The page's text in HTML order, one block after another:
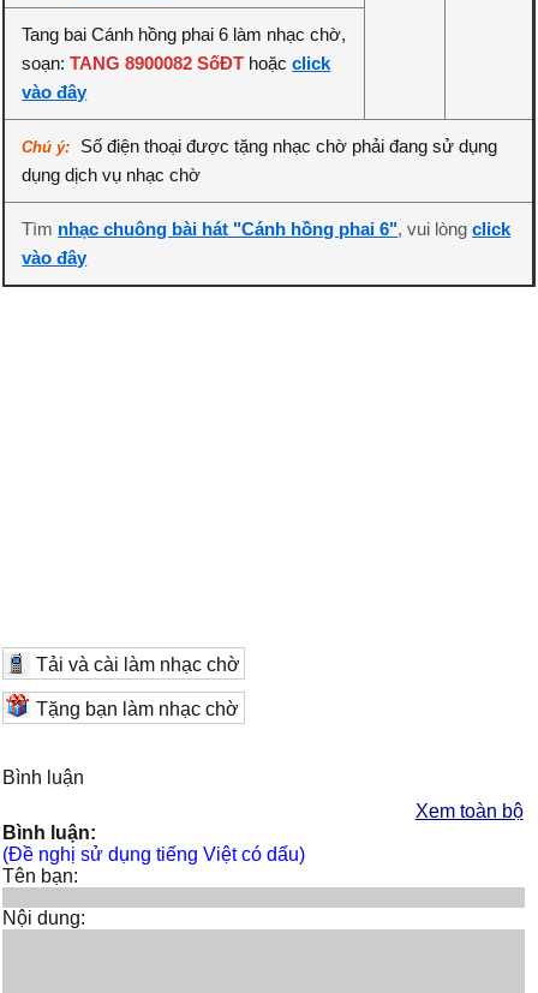
Tang bai Cánh hồng phai 6 làm nhạc chờ,
soạn:TANG 8900082 SốĐT hoặcclick
vào đây
Chú ý:
Số điện thoại được tặng nhạc chờ phải đang sử dụng
dụng dịch vụ nhạc chờ
Tìm nhạc chuông bài hát "Cánh hồng phai 6", vui lòngclick
vào đây
Tải và cài làm nhạc chờ
Tặng bạn làm nhạc chờ
Bình luận
Xem toàn bộ
Bình luận:
(Đề nghị sử dụng tiếng Việt có dấu)
Tên bạn:
Nội dung: